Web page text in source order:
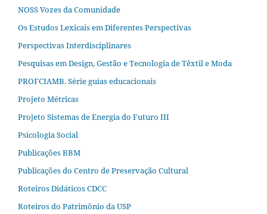
NOSS Vozes da Comunidade
Os Estudos Lexicais em Diferentes Perspectivas
Perspectivas Interdisciplinares
Pesquisas em Design, Gestão e Tecnologia de Têxtil e Moda
PROFCIAMB. Série guias educacionais
Projeto Métricas
Projeto Sistemas de Energia do Futuro III
Psicologia Social
Publicações BBM
Publicações do Centro de Preservação Cultural
Roteiros Didáticos CDCC
Roteiros do Patrimônio da USP